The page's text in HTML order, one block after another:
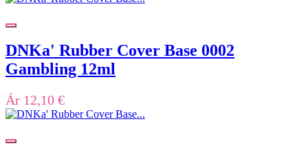
DNKa' Rubber Cover Base 0002
Gambling 12ml
Ár 12,10 €